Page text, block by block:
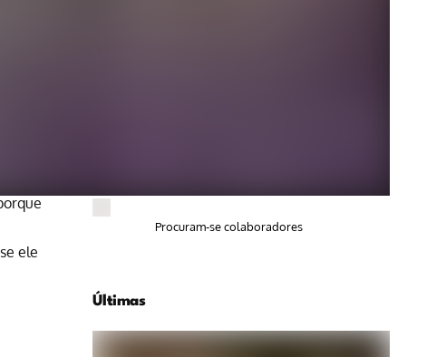
ele
Procuram-se colaboradores
Últimas